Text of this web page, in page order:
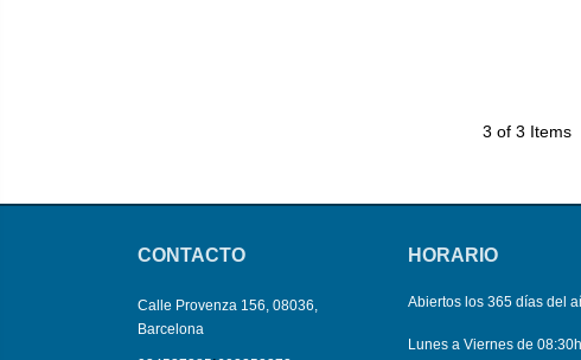
3 of 3 Items
CONTACTO
Calle Provenza 156, 08036,
Barcelona
HORARIO
Abiertos los 365 días del
Lunes a Viernes de